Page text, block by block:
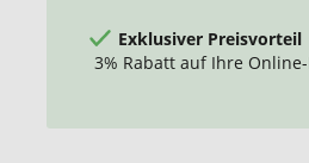
Exklusiver Preisvorteil
3% Rabatt auf Ihre